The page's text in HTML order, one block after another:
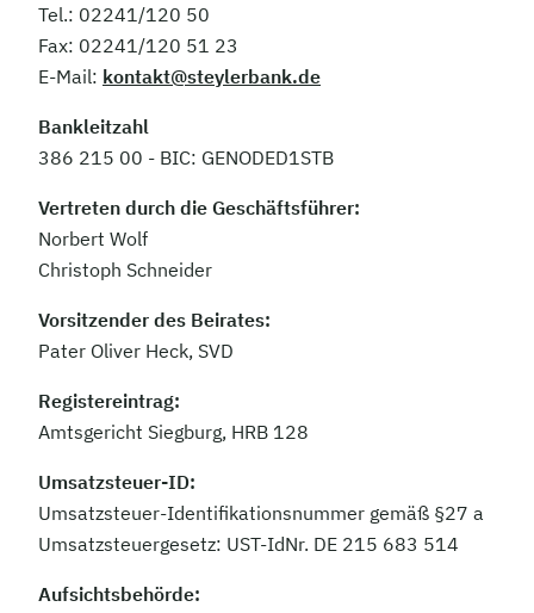
Tel.: 02241/120 50
Fax: 02241/120 51 23
E-Mail: kontakt@steylerbank.de
Bankleitzahl
386 215 00 - BIC: GENODED1STB
Vertreten durch die Geschäftsführer:
Norbert Wolf
Christoph Schneider
Vorsitzender des Beirates:
Pater Oliver Heck, SVD
Registereintrag:
Amtsgericht Siegburg, HRB 128
Umsatzsteuer-ID:
Umsatzsteuer-Identifikationsnummer gemäß §27 a
Umsatzsteuergesetz: UST-IdNr. DE 215 683 514
Aufsichtsbehörde: